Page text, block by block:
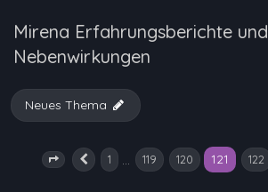
Mirena Erfahrungsberichte und
Nebenwirkungen
Neues Thema
Seite 121 von 234
Vorherige
1 119 120 121 122